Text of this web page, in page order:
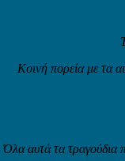
Κοινή πορεία με τα
Όλα αυτά τα τραγούδια